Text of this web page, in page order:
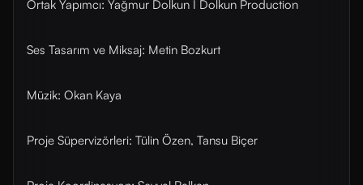
Ortak Yapımcı: Yağmur Dolkun I Dolkun Production
Ses Tasarım ve Miksaj: Metin Bozkurt
Müzik: Okan Kaya
Proje Süpervizörleri: Tülin Özen, Tansu Biçer